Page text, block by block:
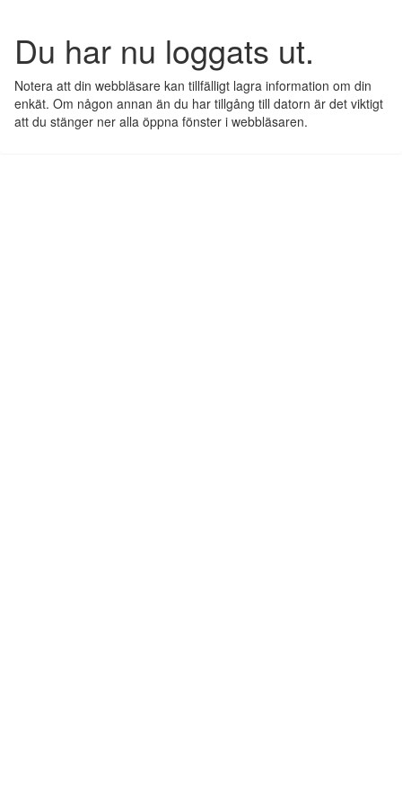
Du har nu loggats ut.
Notera att din webbläsare kan tillfälligt lagra information om din
enkät. Om någon annan än du har tillgång till datorn är det viktigt
att du stänger ner alla öppna fönster i webbläsaren.